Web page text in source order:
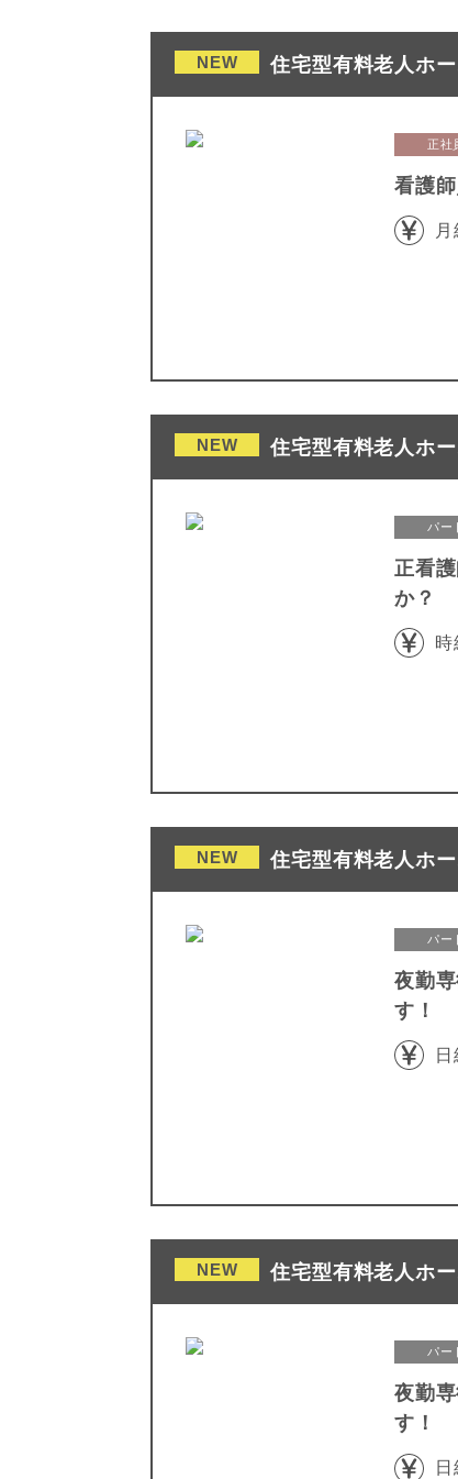
NEW 住宅型有料老人ホ
正社
看護
NEW 住宅型有料老人ホ
パー
正看
か？
時
NEW 住宅型有料老人ホ
パー
夜勤
す！
NEW 住宅型有料老人ホ
パー
夜勤
す！